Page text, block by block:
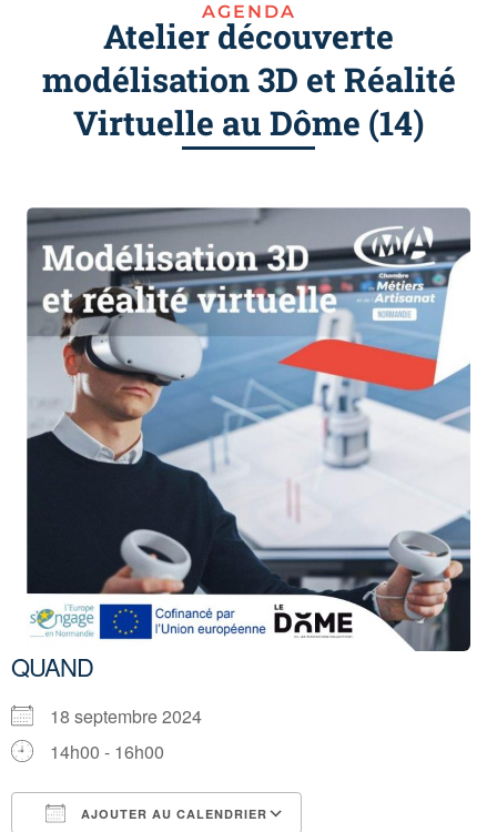
AGENDA
Atelier découverte
modélisation 3D et Réalité
Virtuelle au Dôme (14)
QUAND
18 septembre 2024
14h00 - 16h00
AJOUTER AU CALENDRIER